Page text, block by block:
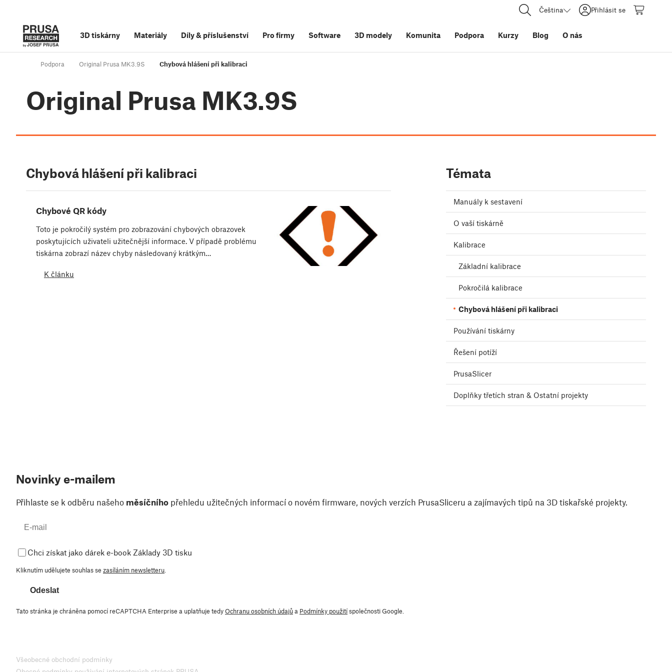
Čeština Přihlásit se
3D tiskárny Materiály Díly& příslušenství Pro firmy Software 3D modely Komunita Podpora Kurzy Blog O nás
Podpora Original Prusa MK3.9S Chybová hlášení při kalibraci
Original Prusa MK3.9S
Chybová hlášení při kalibraci
Chybové QR kódy
Toto je pokročilý systém pro zobrazování chybových obrazovek
poskytujících uživateli užitečnější informace. V případě problému
tiskárna zobrazí název chyby následovaný krátkým…
K článku
Témata
Manuály k sestavení
O vaší tiskárně
Kalibrace
Základní kalibrace
Pokročilá kalibrace
Chybová hlášení při kalibraci
Používání tiskárny
Řešení potíží
PrusaSlicer
Doplňky třetích stran & Ostatní projekty
Novinky e-mailem
Přihlaste se k odběru našeho měsíčního přehledu užitečných informací o novém firmware, nových verzích PrusaSliceru a zajímavých tipů na 3D tiskařské projekty.
Chci získat jako dárek e-book Základy 3D tisku
Kliknutím udělujete souhlas se zasíláním newsletteru
Odeslat
Tato stránka je chráněna pomocí reCAPTCHA Enterprise a uplatňuje tedyOchranu osobních údajůa Podmínky použitíspolečnosti Google.
Všeobecné obchodní podmínky